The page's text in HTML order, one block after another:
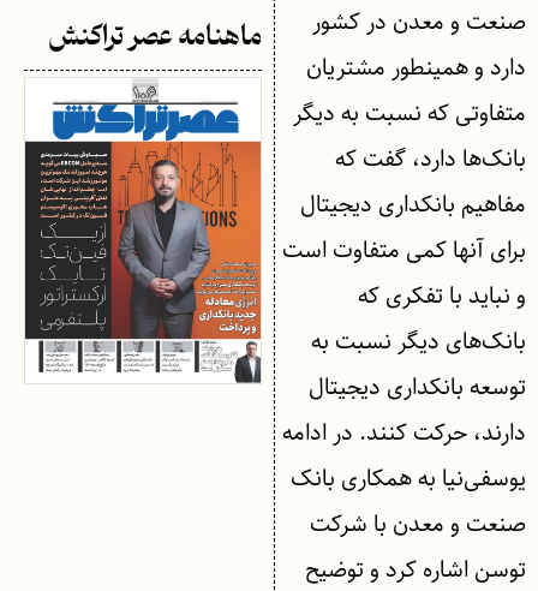
صنعت و معدن در کشور
دارد و همینطور مشتریان
متفاوتی که نسبت به دیگر
بانک‌ها دارد، گفت که
مفاهیم بانکداری دیجیتال
برای آنها کمی متفاوت است
و نباید با تفکری که
بانک‌های دیگر نسبت به
توسعه بانکداری دیجیتال
دارند، حرکت کنند. در ادامه
یوسفی‌نیا به همکاری بانک
صنعت و معدن با شرکت
توسن اشاره کرد و توضیح
ماهنامه عصر تراکنش